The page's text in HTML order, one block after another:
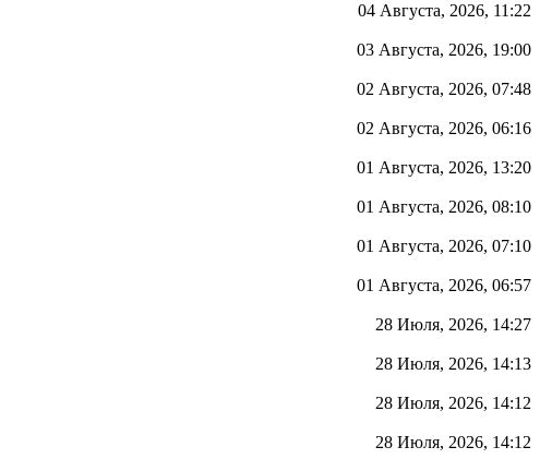
04 Августа, 2026, 11:22
03 Августа, 2026, 19:00
02 Августа, 2026, 07:48
02 Августа, 2026, 06:16
01 Августа, 2026, 13:20
01 Августа, 2026, 08:10
01 Августа, 2026, 07:10
01 Августа, 2026, 06:57
28 Июля, 2026, 14:27
28 Июля, 2026, 14:13
28 Июля, 2026, 14:12
28 Июля, 2026, 14:12